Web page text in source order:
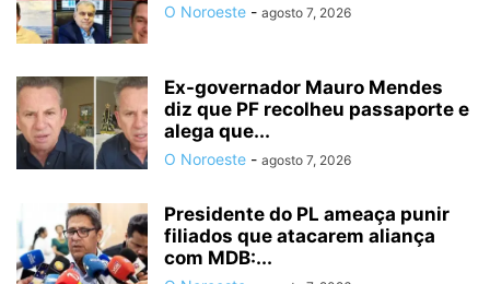
O Noroeste - agosto 7, 2026
Ex-governador Mauro Mendes
diz que PF recolheu passaporte e
alega que...
O Noroeste - agosto 7, 2026
Presidente do PL ameaça punir
filiados que atacarem aliança
com MDB:...